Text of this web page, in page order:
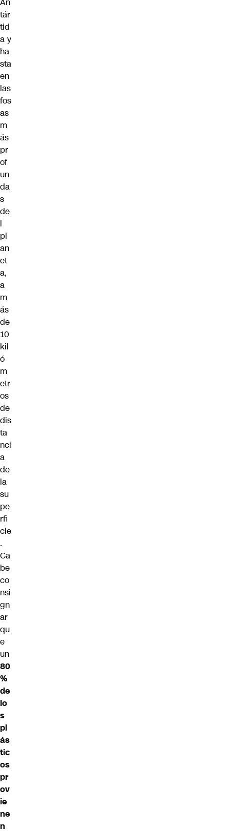
tár
tid
a y
ha
sta
en
las
fos
as
m
ás
pr
of
un
da
s
de
l
pl
an
et
a,
a
m
ás
de
10
kil
ó
m
etr
os
de
dis
ta
nci
a
de
la
su
pe
rfi
cie
.
Ca
be
co
nsi
gn
ar
qu
e
un
80
%
de
lo
s
pl
ás
tic
os
pr
ov
ie
ne
n